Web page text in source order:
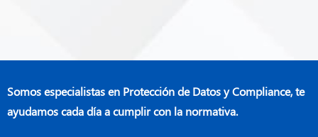
Somos especialistas en Protección de Datos y Compliance, te
ayudamos cada día a cumplir con la normativa.